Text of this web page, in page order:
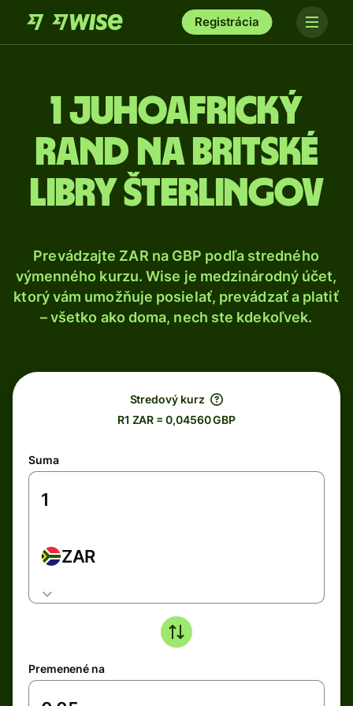
Registrácia
1 Juhoafrický
rand na britské
libry šterlingov
Prevádzajte ZAR na GBP podľa stredného
výmenného kurzu. Wise je medzinárodný účet,
ktorý vám umožňuje posielať, prevádzať a platiť
– všetko ako doma, nech ste kdekoľvek.
Stredový kurz
R1 ZAR = 0,04560 GBP
Suma
ZAR
Premenené na